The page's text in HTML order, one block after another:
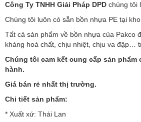
Công Ty TNHH Giải Pháp DPD chúng tôi
Chúng tôi luôn có sẵn bồn nhựa PE tại
Tất cả sản phẩm về bồn nhựa của Pakco
kháng hoá chất, chịu nhiệt, chịu va đập…
Chúng tôi cam kết cung cấp sản
hành.
Giá bán rẻ nhất thị trường.
Chi tiết sản phẩm:
* Xuất xứ: Thái Lan